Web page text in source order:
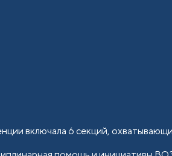
включала 6 секций,